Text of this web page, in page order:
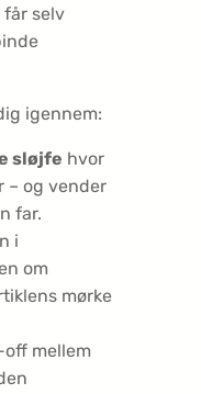
selv
igennem:
sløjfe hvor
– og vender
far.
i
om
mørke
mellem